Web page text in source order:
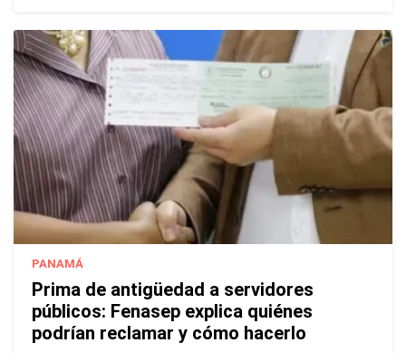
PANAMÁ
Prima de antigüedad a servidores
públicos: Fenasep explica quiénes
podrían reclamar y cómo hacerlo